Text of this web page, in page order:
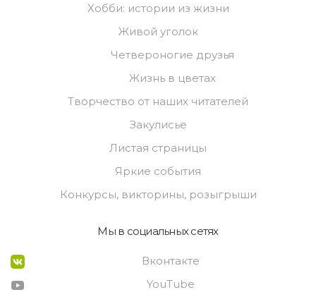
Хобби: истории из жизни
Живой уголок
Четвероногие друзья
Жизнь в цветах
Творчество от наших читателей
Закулисье
Листая страницы
Яркие события
Конкурсы, викторины, розыгрыши
Мы в социальных сетях
Вконтакте
YouTube